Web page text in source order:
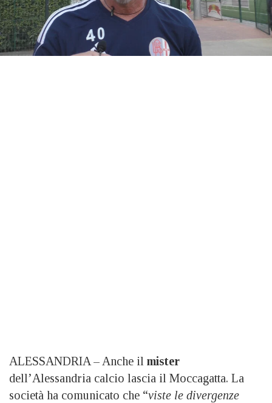
ALESSANDRIA – Anche il mister
dell’Alessandria calcio lascia il Moccagatta. La
società ha comunicato che “viste le divergenze